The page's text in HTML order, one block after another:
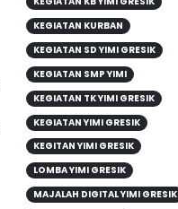
KEGIATAN KURBAN
KEGIATAN SD YIMI GRESIK
KEGIATAN SMP YIMI
KEGIATAN TK YIMI GRESIK
KEGIATAN YIMI GRESIK
KEGITAN YIMI GRESIK
LOMBA YIMI GRESIK
MAJALAH DIGITAL YIMI GRESIK